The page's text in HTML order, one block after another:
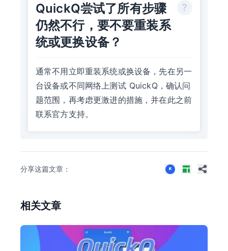
QuickQ尝试了所有步骤
仍然不行，要不要重装系
统或更换设备？
通常不用立即重装系统或换设备，先在另一
台设备或不同网络上测试 QuickQ，确认问
题范围，再考虑更激进的措施，并在此之前
联系官方支持。
分享这篇文章：
相关文章